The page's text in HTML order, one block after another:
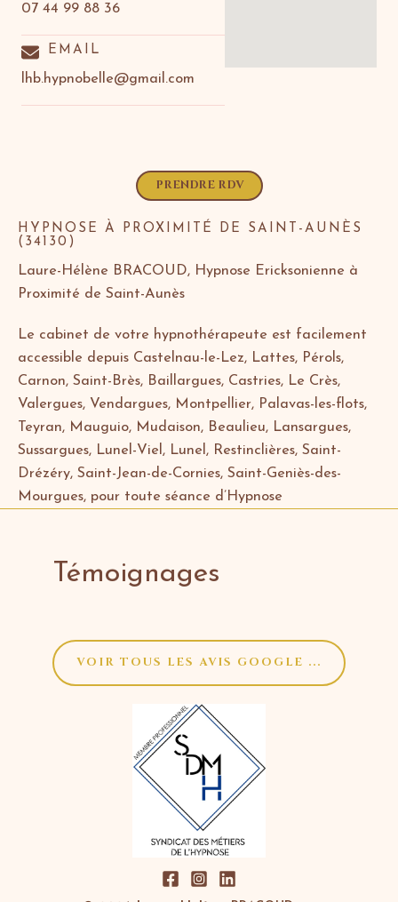
07 44 99 88 36
EMAIL
lhb.hypnobelle@gmail.com
PRENDRE RDV
HYPNOSE À PROXIMITÉ DE SAINT-AUNÈS
(34130)
Laure-Hélène BRACOUD, Hypnose Ericksonienne à
Proximité de Saint-Aunès
Le cabinet de votre hypnothérapeute est facilement
accessible depuis Castelnau-le-Lez, Lattes, Pérols,
Carnon, Saint-Brès, Baillargues, Castries, Le Crès,
Valergues, Vendargues, Montpellier, Palavas-les-flots,
Teyran, Mauguio, Mudaison, Beaulieu, Lansargues,
Sussargues, Lunel-Viel, Lunel, Restinclières, Saint-
Drézéry, Saint-Jean-de-Cornies, Saint-Geniès-des-
Mourgues, pour toute séance d’Hypnose
Témoignages
VOIR TOUS LES AVIS GOOGLE ...